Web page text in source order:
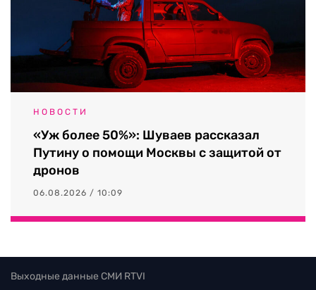
НОВОСТИ
«Уж более 50%»: Шуваев рассказал
Путину о помощи Москвы с защитой от
дронов
06.08.2026 / 10:09
Выходные данные СМИ RTVI